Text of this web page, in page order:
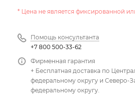
* Цена не является фиксированной
Помощь консультанта
+7 800 500-33-62
Фирменная гарантия
+ Бесплатная доставка по
федеральному округу и Северо-
федеральному округу.